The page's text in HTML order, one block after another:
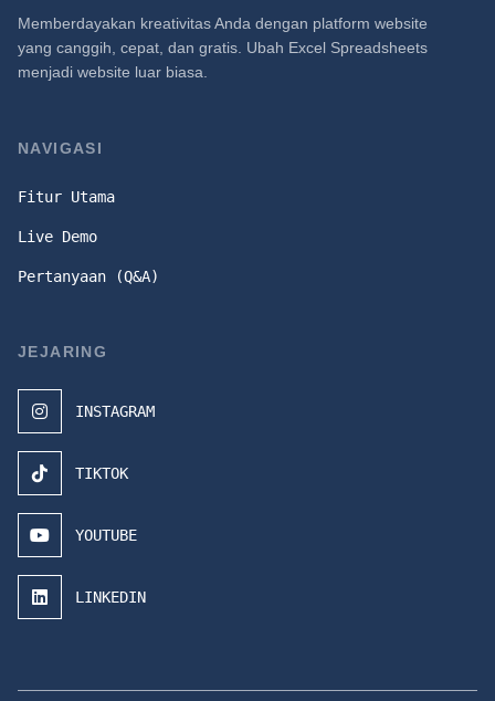
Memberdayakan kreativitas Anda dengan platform website
yang canggih, cepat, dan gratis. Ubah Excel Spreadsheets
menjadi website luar biasa.
NAVIGASI
Fitur Utama
Live Demo
Pertanyaan (Q&A)
JEJARING
INSTAGRAM
TIKTOK
YOUTUBE
LINKEDIN